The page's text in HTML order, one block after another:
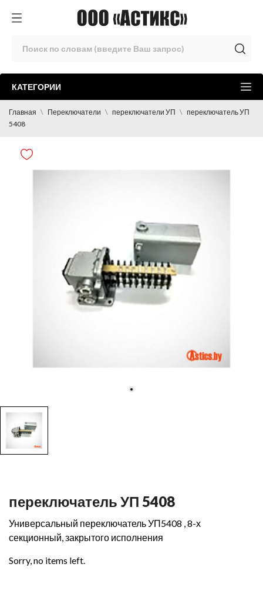
КАТЕГОРИИ
Главная Переключатели переключатели УП
переключатель УП
5408
переключатель УП 5408
Универсальный переключатель УП5408 , 8-х
секционный, закрытого исполнения
Sorry, no items left.